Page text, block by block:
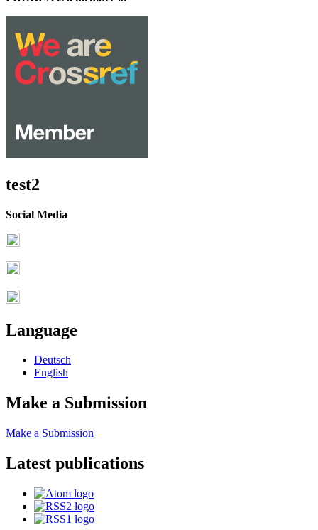
test2
Social Media
Language
Deutsch
English
Make a Submission
Make a Submission
Latest publications